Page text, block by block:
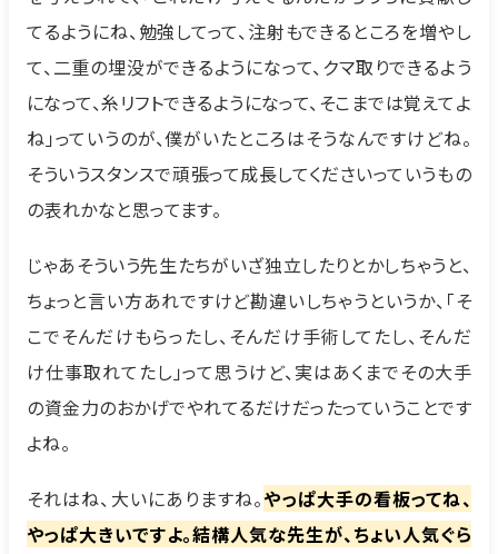
てるようにね、勉強してって、注射もできるところを増やし
て、二重の埋没ができるようになって、クマ取りできるよう
になって、糸リフトできるようになって、そこまでは覚えてよ
ね」っていうのが、僕がいたところはそうなんですけどね。
そういうスタンスで頑張って成長してくださいっていうもの
の表れかなと思ってます。
じゃあそういう先生たちがいざ独立したりとかしちゃうと、
ちょっと言い方あれですけど勘違いしちゃうというか、「そ
こでそんだけもらったし、そんだけ手術してたし、そんだ
け仕事取れてたし」って思うけど、実はあくまでその大手
の資金力のおかげでやれてるだけだったっていうことです
よね。
それはね、大いにありますね。やっぱ大手の看板ってね、
やっぱ大きいですよ。結構人気な先生が、ちょい人気ぐら